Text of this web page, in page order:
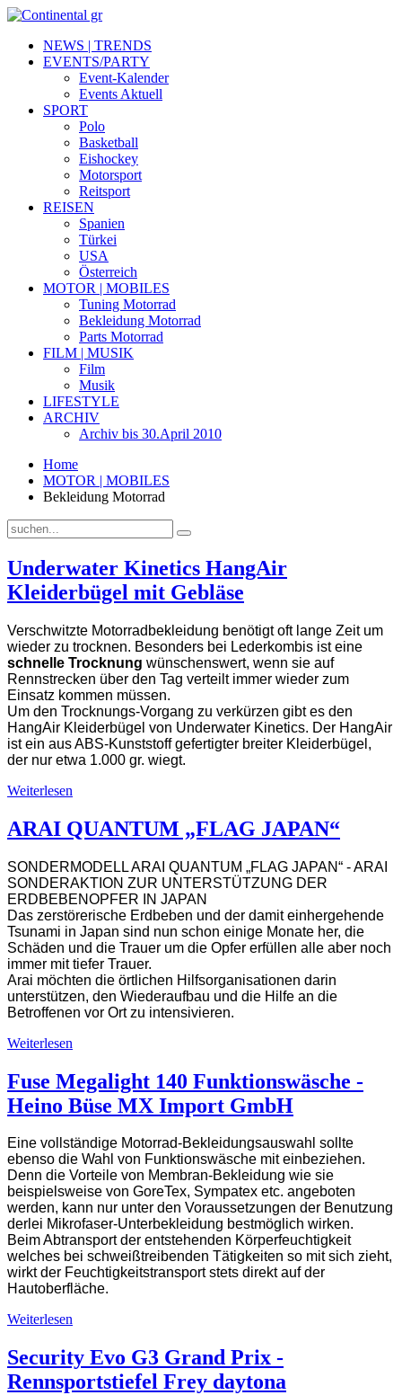
NEWS | TRENDS
EVENTS/PARTY
Event-Kalender
Events Aktuell
SPORT
Polo
Basketball
Eishockey
Motorsport
Reitsport
REISEN
Spanien
Türkei
USA
Österreich
MOTOR | MOBILES
Tuning Motorrad
Bekleidung Motorrad
Parts Motorrad
FILM | MUSIK
Film
Musik
LIFESTYLE
ARCHIV
Archiv bis 30.April 2010
Home
MOTOR | MOBILES
Bekleidung Motorrad
Underwater Kinetics HangAir
Kleiderbügel mit Gebläse
Verschwitzte Motorradbekleidung benötigt oft lange Zeit um
wieder zu trocknen. Besonders bei Lederkombis ist eine
schnelle Trocknung wünschenswert, wenn sie auf
Rennstrecken über den Tag verteilt immer wieder zum
Einsatz kommen müssen.
Um den Trocknungs-Vorgang zu verkürzen gibt es den
HangAir Kleiderbügel von Underwater Kinetics. Der HangAir
ist ein aus ABS-Kunststoff gefertigter breiter Kleiderbügel,
der nur etwa 1.000 gr. wiegt.
Weiterlesen
ARAI QUANTUM „FLAG JAPAN“
SONDERMODELL ARAI QUANTUM „FLAG JAPAN“ -ARAI
SONDERAKTION ZUR UNTERSTÜTZUNG DER
ERDBEBENOPFER IN JAPAN
Das zerstörerische Erdbeben und der damit einhergehende
Tsunami in Japan sind nun schon einige Monate her, die
Schäden und die Trauer um die Opfer erfüllen alle aber noch
immer mit tiefer Trauer.
Arai möchten die örtlichen Hilfsorganisationen darin
unterstützen, den Wiederaufbau und die Hilfe an die
Betroffenen vor Ort zu intensivieren.
Weiterlesen
Fuse Megalight 140 Funktionswäsche -
Heino Büse MX Import GmbH
Eine vollständige Motorrad-Bekleidungsauswahl sollte
ebenso die Wahl von Funktionswäsche mit einbeziehen.
Denn die Vorteile von Membran-Bekleidung wie sie
beispielsweise von GoreTex, Sympatex etc. angeboten
werden, kann nur unter den Voraussetzungen der Benutzung
derlei Mikrofaser-Unterbekleidung bestmöglich wirken.
Beim Abtransport der entstehenden Körperfeuchtigkeit
welches bei schweißtreibenden Tätigkeiten so mit sich zieht,
wirkt der Feuchtigkeitstransport stets direkt auf der
Hautoberfläche.
Weiterlesen
Security Evo G3 Grand Prix -
Rennsportstiefel Frey daytona